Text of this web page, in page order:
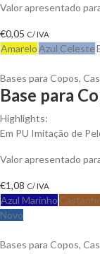
Valor apresentado
€0,05 C/ IVA
AmareloAzul Celeste
Bases para Copos,
Base para
Highlights:
Em PU Imitação de
Valor apresentado
€1,08 C/ IVA
Azul Marinho
Novo
Bases para Copos,